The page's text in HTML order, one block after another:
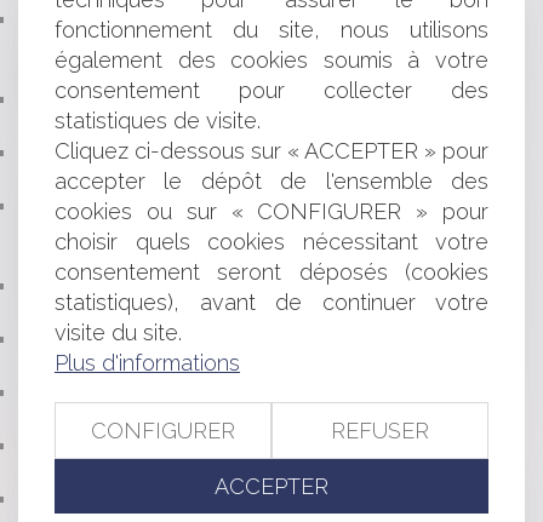
CONDAMNATION DE LA FRANCE PAR LA COUR
EUROPÉENNE DES DROITS DE L’HOMME DANS UNE
AFFAIRE DE VIOL
BAIL COMMERCIAL : LA FIN DE LA CONFISCATION
AUTOMATIQUE DU DÉPÔT DE GARANTIE
AI ACT : QUELS CHANGEMENTS POUR LES
ENTREPRISES ?
VALIDITÉ DU MANDAT D’AGENT IMMOBILIER :
ABSENCE D’UNE MENTION OBLIGATOIRE ET EFFET DE
LA LIMITATION DANS LE TEMPS
VERS UNE MEILLEURE INDEMNISATION DES SPORTIFS
VICTIMES D'ACCIDENTS DE JEU ?
VIDÉO : EN FAIT DE MEUBLES POSSESSION VAUT
TITRE
PRÉSOMPTION D’INDIVISION
PROTECTION DU CONSOMMATEUR DE CRÉDIT :
CONTRÔLE DE L’ASSURANCE MALADIE DES
fonctionnement du site, nous utilisons
également des cookies soumis à votre
consentement pour collecter des
statistiques de visite.
Cliquez ci-dessous sur « ACCEPTER » pour
accepter le dépôt de l'ensemble des
cookies ou sur « CONFIGURER » pour
choisir quels cookies nécessitant votre
consentement seront déposés (cookies
statistiques), avant de continuer votre
visite du site.
Plus d'informations
CONFIGURER REFUSER
ACCEPTER